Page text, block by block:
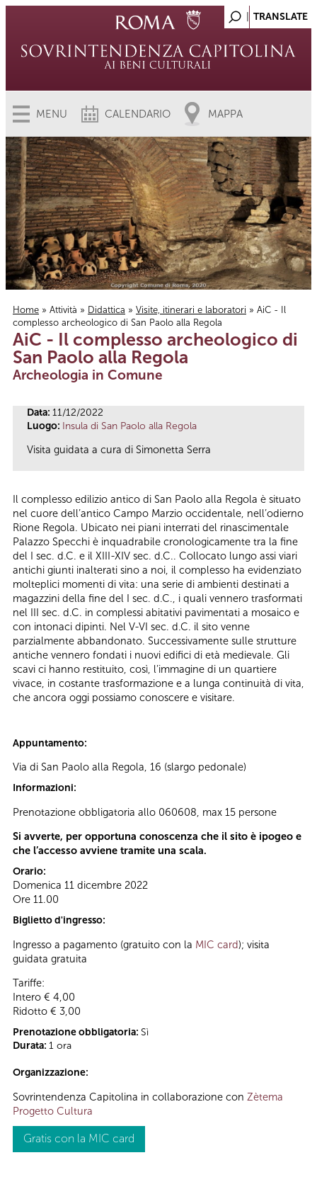
MENU CALENDARIO MAPPA
Tu sei qui
Home » Attività » Didattica » Visite, itinerari e laboratori » AiC - Il
complesso archeologico di San Paolo alla Regola
AiC - Il complesso archeologico di
San Paolo alla Regola
Archeologia in Comune
Data: 11/12/2022
Luogo: Insula di San Paolo alla Regola
Visita guidata a cura di Simonetta Serra
Il complesso edilizio antico di San Paolo alla Regola è situato
nel cuore dell’antico Campo Marzio occidentale, nell’odierno
Rione Regola. Ubicato nei piani interrati del rinascimentale
Palazzo Specchi è inquadrabile cronologicamente tra la fine
del I sec. d.C. e il XIII-XIV sec. d.C.. Collocato lungo assi viari
antichi giunti inalterati sino a noi, il complesso ha evidenziato
molteplici momenti di vita: una serie di ambienti destinati a
magazzini della fine del I sec. d.C., i quali vennero trasformati
nel III sec. d.C. in complessi abitativi pavimentati a mosaico e
con intonaci dipinti. Nel V-VI sec. d.C. il sito venne
parzialmente abbandonato. Successivamente sulle strutture
antiche vennero fondati i nuovi edifici di età medievale. Gli
scavi ci hanno restituito, così, l’immagine di un quartiere
vivace, in costante trasformazione e a lunga continuità di vita,
che ancora oggi possiamo conoscere e visitare.
Appuntamento:
Via di San Paolo alla Regola, 16 (slargo pedonale)
Informazioni:
Prenotazione obbligatoria allo 060608, max 15 persone
Si avverte, per opportuna conoscenza che il sito è ipogeo e
che l’accesso avviene tramite una scala.
Orario:
Domenica 11 dicembre 2022
Ore 11.00
Biglietto d'ingresso:
Ingresso a pagamento (gratuito con la MIC card); visita
guidata gratuita
Tariffe:
Intero € 4,00
Ridotto € 3,00
Prenotazione obbligatoria: Sì
Durata: 1 ora
Organizzazione:
Sovrintendenza Capitolina in collaborazione con Zètema
Progetto Cultura
Gratis con la MIC card